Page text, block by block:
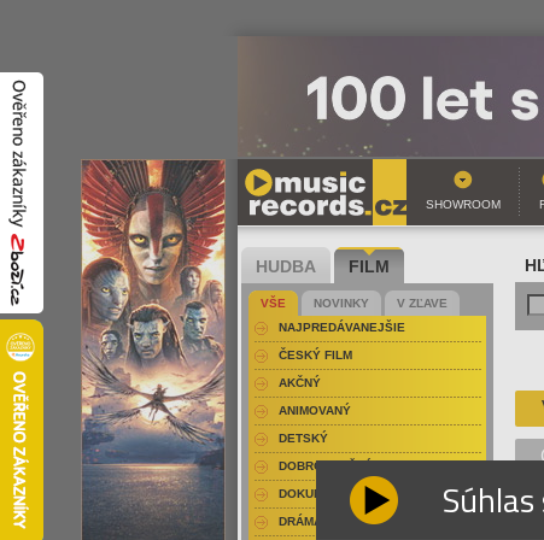
SHOWROOM
HUDBA FILM
VŠE NOVINKY
V ZĽAVE
NAJPREDÁVANEJŠIE
ČESKÝ FILM
AKČNÝ
ANIMOVANÝ
DETSKÝ
DOBRODRUŽNÝ
DOKUMENT-PRÍRODOPISNÝ
DRÁMA